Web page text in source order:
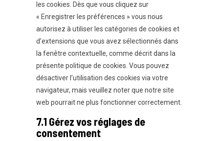
les cookies. Dès que vous cliquez sur
« Enregistrer les préférences » vous nous
autorisez à utiliser les catégories de cookies et
d’extensions que vous avez sélectionnés dans
la fenêtre contextuelle, comme décrit dans la
présente politique de cookies. Vous pouvez
désactiver l’utilisation des cookies via votre
navigateur, mais veuillez noter que notre site
web pourrait ne plus fonctionner correctement.
7.1 Gérez vos réglages de
consentement